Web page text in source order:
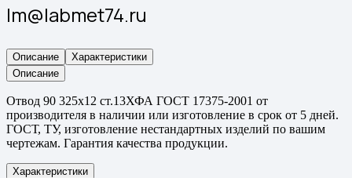
lm@labmet74.ru
Описание
Характеристики
Описание
Отвод 90 325х12 ст.13ХФА ГОСТ 17375-2001 от
производителя в наличии или изготовление в срок от 5 дней.
ГОСТ, ТУ, изготовление нестандартных изделий по вашим
чертежам. Гарантия качества продукции.
Характеристики